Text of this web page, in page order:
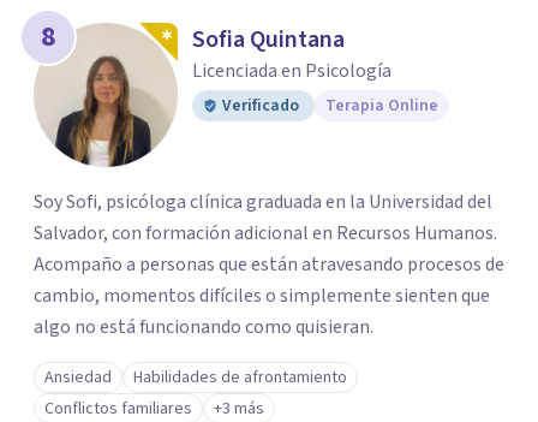
8 Sofia Quintana
Licenciada en Psicología
Verificado Terapia Online
Soy Sofi, psicóloga clínica graduada en la Universidad del
Salvador, con formación adicional en Recursos Humanos.
Acompaño a personas que están atravesando procesos de
cambio, momentos difíciles o simplemente sienten que
algo no está funcionando como quisieran.
Ansiedad
Habilidades de afrontamiento
Conflictos familiares
+3 más